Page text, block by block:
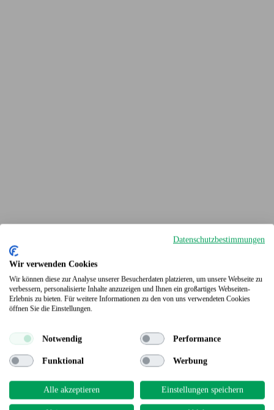
Terrassendielen
Datenschutzbestimmungen
Wir verwenden Cookies
Wir können diese zur Analyse unserer Besucherdaten platzieren, um unsere Webseite zu
verbessern, personalisierte Inhalte anzuzeigen und Ihnen ein großartiges Webseiten-
Erlebnis zu bieten. Für weitere Informationen zu den von uns verwendeten Cookies
öffnen Sie die Einstellungen.
Notwendig Performance
Funktional Werbung
Alle akzeptieren Einstellungen speichern